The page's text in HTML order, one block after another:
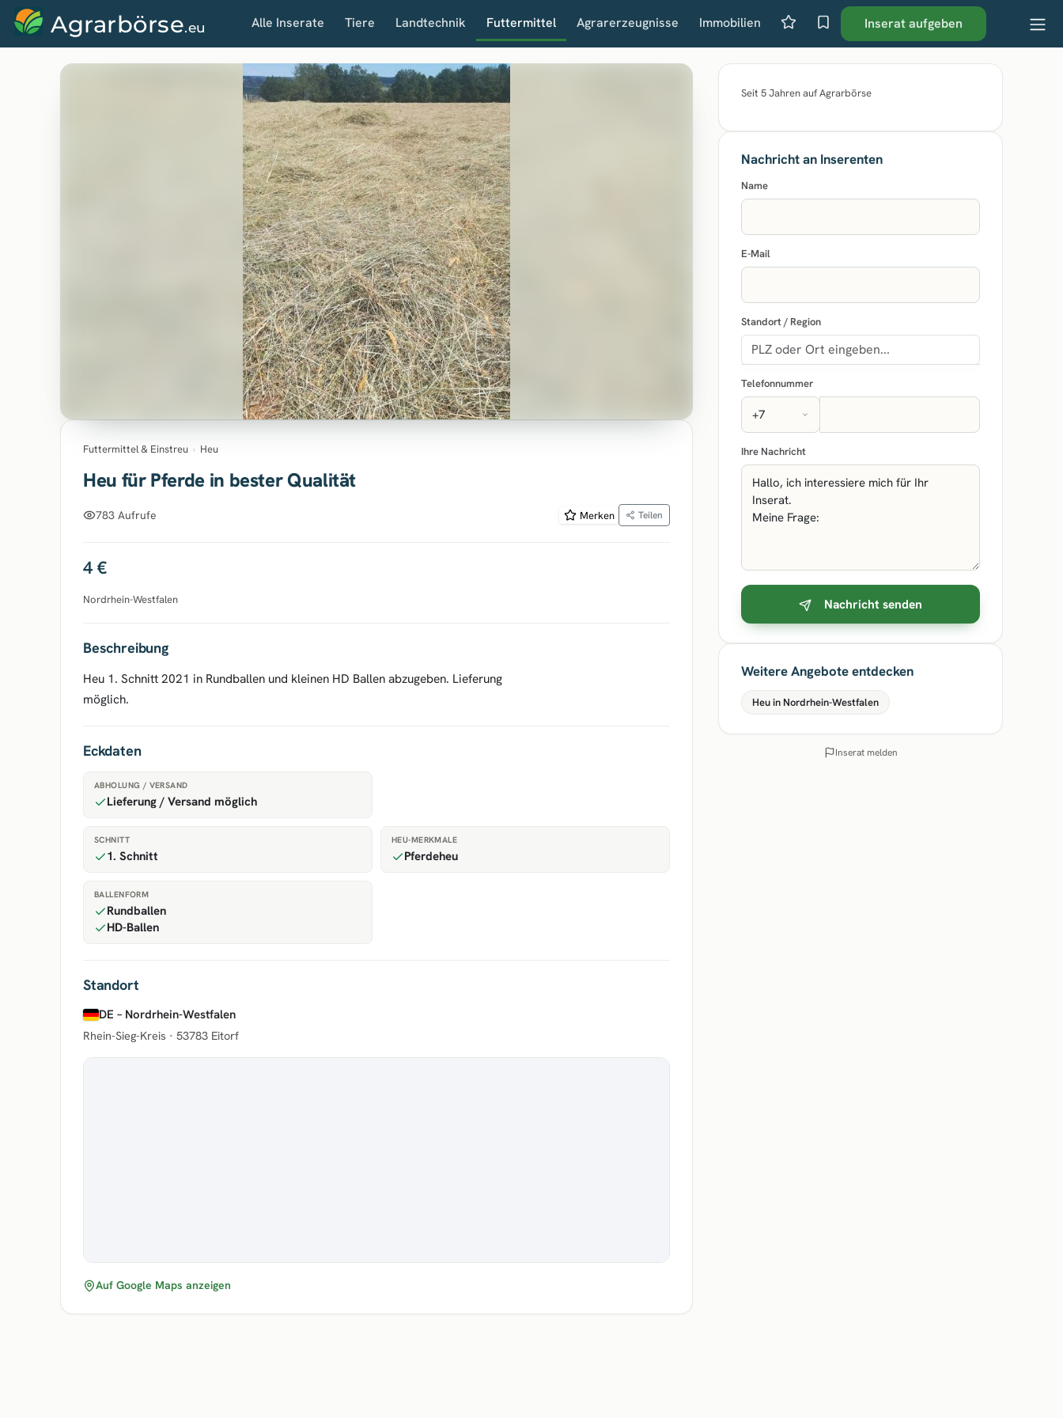
Agrarbörse.eu Alle Inserate Tiere Landtechnik Futtermittel Agrarerzeugnisse Immobilien Inserat aufgeben
Futtermittel & Einstreu › Heu
Heu für Pferde in bester Qualität
783 Aufrufe Merken Teilen
4 €
Nordrhein-Westfalen
Beschreibung
Heu 1. Schnitt 2021 in Rundballen und kleinen HD Ballen abzugeben. Lieferung
möglich.
Eckdaten
ABHOLUNG / VERSAND
Lieferung / Versand möglich
SCHNITT
1. Schnitt
HEU-MERKMALE
Pferdeheu
BALLENFORM
Rundballen
HD-Ballen
Standort
DE – Nordrhein-Westfalen
Rhein-Sieg-Kreis · 53783 Eitorf
Auf Google Maps anzeigen
Seit 5 Jahren auf Agrarbörse
Nachricht an Inserenten
Name
E-Mail
Standort / Region
Telefonnummer
Ihre Nachricht
Nachricht senden
Weitere Angebote entdecken
Heu in Nordrhein-Westfalen
Inserat melden